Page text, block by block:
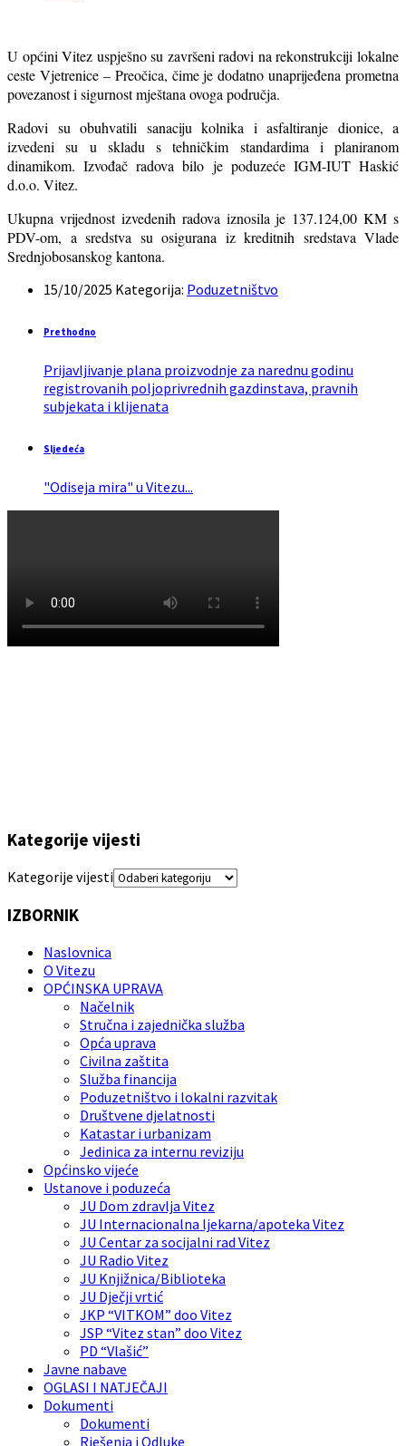
U općini Vitez uspješno su završeni radovi na rekonstrukciji lokalne
ceste Vjetrenice – Preočica, čime je dodatno unaprijeđena prometna
povezanost i sigurnost mještana ovoga područja.
Radovi su obuhvatili sanaciju kolnika i asfaltiranje dionice, a
izvedeni su u skladu s tehničkim standardima i planiranom
dinamikom. Izvođač radova bilo je poduzeće IGM-IUT Haskić
d.o.o. Vitez.
Ukupna vrijednost izvedenih radova iznosila je 137.124,00 KM s
PDV-om, a sredstva su osigurana iz kreditnih sredstava Vlade
Srednjobosanskog kantona.
15/10/2025 Kategorija: Poduzetništvo
Prethodno
Prijavljivanje plana proizvodnje za narednu godinu
registrovanih poljoprivrednih gazdinstava, pravnih
subjekata i klijenata
Sljedeća
"Odiseja mira" u Vitezu...
Kategorije vijesti
Kategorije vijesti
IZBORNIK
Naslovnica
O Vitezu
OPĆINSKA UPRAVA
Načelnik
Stručna i zajednička služba
Opća uprava
Civilna zaštita
Služba financija
Poduzetništvo i lokalni razvitak
Društvene djelatnosti
Katastar i urbanizam
Jedinica za internu reviziju
Općinsko vijeće
Ustanove i poduzeća
JU Dom zdravlja Vitez
JU Internacionalna ljekarna/apoteka Vitez
JU Centar za socijalni rad Vitez
JU Radio Vitez
JU Knjižnica/Biblioteka
JU Dječji vrtić
JKP “VITKOM” doo Vitez
JSP “Vitez stan” doo Vitez
PD “Vlašić”
Javne nabave
OGLASI I NATJEČAJI
Dokumenti
Dokumenti
Rješenja i Odluke